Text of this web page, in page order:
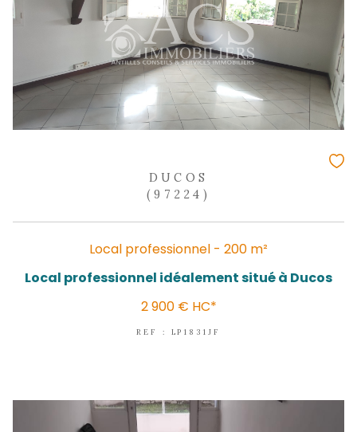
Local commercial - 58 m²
Local commercial à louer- Fort-de-
900 €HC*